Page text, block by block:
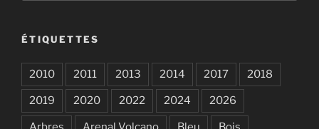
ÉTIQUETTES
2010 2011 2013 2014 2017 2018
2019 2020 2022 2024 2026